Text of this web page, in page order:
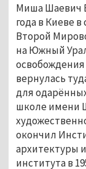
Миша Шаевич
года в Киеве
Второй
на Южный Урал
вернулась
для
школе имени
окончил
архитектуры
института в